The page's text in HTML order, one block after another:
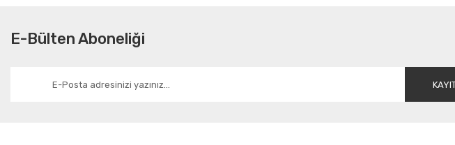
E-Bülten Aboneliği